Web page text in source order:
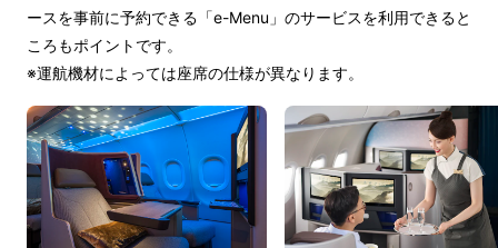
ースを事前に予約できる「e-Menu」のサービスを利用できると
ころもポイントです。
※運航機材によっては座席の仕様が異なります。